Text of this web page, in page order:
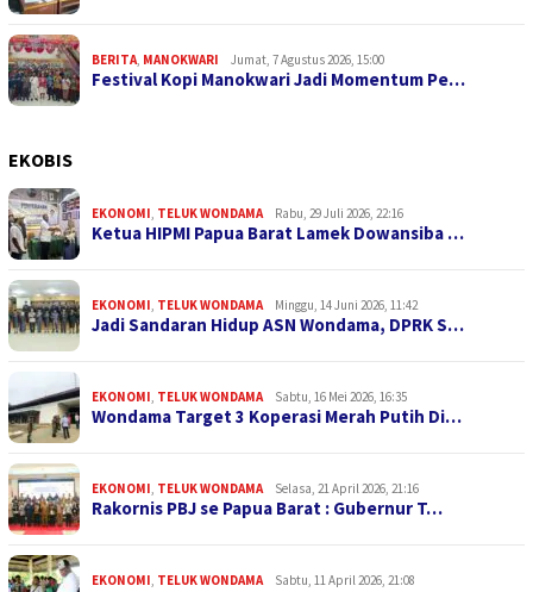
BERITA MANOKWARI Jumat, 7 Agustus 2026, 15:00
Festival Kopi Manokwari Jadi Momentum Pe…
EKOBIS
EKONOMI TELUK WONDAMA Rabu, 29 Juli 2026, 22:16
Ketua HIPMI Papua Barat Lamek Dowansiba …
EKONOMI TELUK WONDAMA Minggu, 14 Juni 2026, 11:42
Jadi Sandaran Hidup ASN Wondama, DPRK S…
EKONOMI TELUK WONDAMA Sabtu, 16 Mei 2026, 16:35
Wondama Target 3 Koperasi Merah Putih Di…
EKONOMI TELUK WONDAMA Selasa, 21 April 2026, 21:16
Rakornis PBJ se Papua Barat : Gubernur T…
EKONOMI TELUK WONDAMA Sabtu, 11 April 2026, 21:08